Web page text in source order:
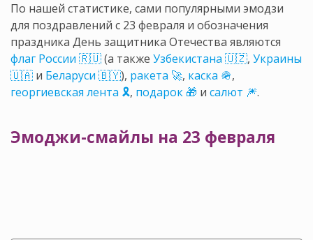
По нашей статистике, сами популярными эмодзи
для поздравлений с 23 февраля и обозначения
праздника День защитника Отечества являются
флаг России 🇷🇺(а также Узбекистана 🇺🇿, Украины
🇺🇦 и Беларуси 🇧🇾), ракета 🚀, каска 🪖,
георгиевская лента 🎗️, подарок 🎁 и салют 🎆.
Эмоджи-смайлы на 23 февраля